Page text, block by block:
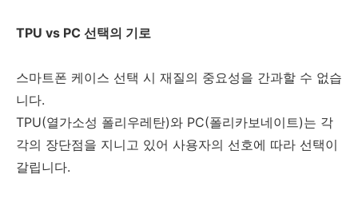
TPU vs PC 선택의 기로
스마트폰 케이스 선택 시 재질의 중요성을 간과할 수 없습
니다.
TPU(열가소성 폴리우레탄)와 PC(폴리카보네이트)는 각
각의 장단점을 지니고 있어 사용자의 선호에 따라 선택이
갈립니다.